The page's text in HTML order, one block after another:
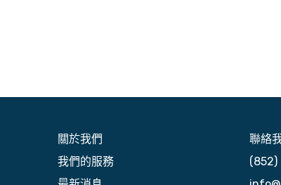
關於我們
我們的服務
聯絡
(852)